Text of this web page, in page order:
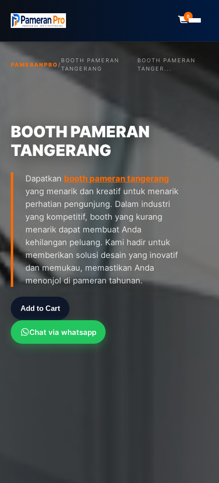
0
PAMERANPRO /
BOOTH PAMERAN
TANGERANG
BOOTH PAMERAN
TANGER...
BOOTH PAMERAN
TANGERANG
Dapatkan booth pameran tangerang
yang menarik dan kreatif untuk menarik
perhatian pengunjung. Dalam industri
yang kompetitif, booth yang kurang
menarik dapat membuat Anda
kehilangan peluang. Kami hadir untuk
memberikan solusi desain yang inovatif
dan memukau, memastikan Anda
menonjol di pameran tahunan.
Add to Cart
Chat via whatsapp